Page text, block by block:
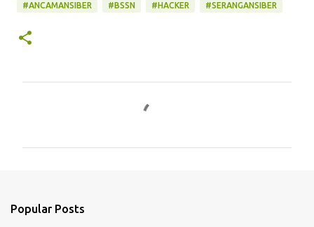
#ANCAMANSIBER #BSSN #HACKER #SERANGANSIBER
Popular Posts